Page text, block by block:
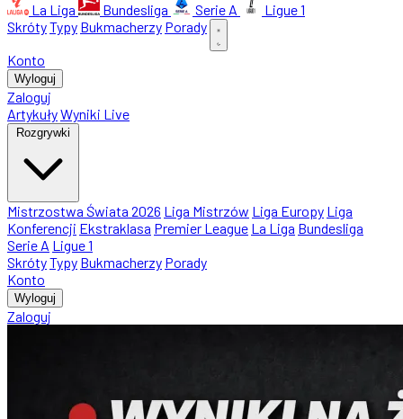
La Liga
Bundesliga Serie A
Ligue 1
SkrótyTypy Bukmacherzy Porady
Konto
Wyloguj
Zaloguj
ArtykułyWyniki Live
Rozgrywki
Mistrzostwa Świata 2026 Liga Mistrzów Liga Europy Liga
Konferencji Ekstraklasa Premier League La Liga Bundesliga
Serie A Ligue 1
SkrótyTypy Bukmacherzy Porady
Konto
Wyloguj
Zaloguj